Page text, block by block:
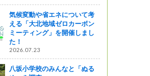
気候変動や省エネについて考
える「大北地域ゼロカーボン
ミーティング」を開催しまし
た！
2026.07.23
八坂小学校のみんなと「ぬる